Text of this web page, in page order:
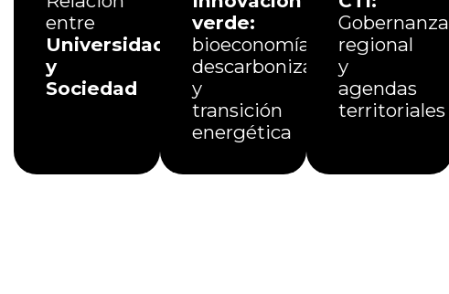
entre
Universidad
y
Sociedad
verde:
bioeconomía,
descarbonización
y
transición
energética
Gobernanza
regional
y
agendas
territoriales